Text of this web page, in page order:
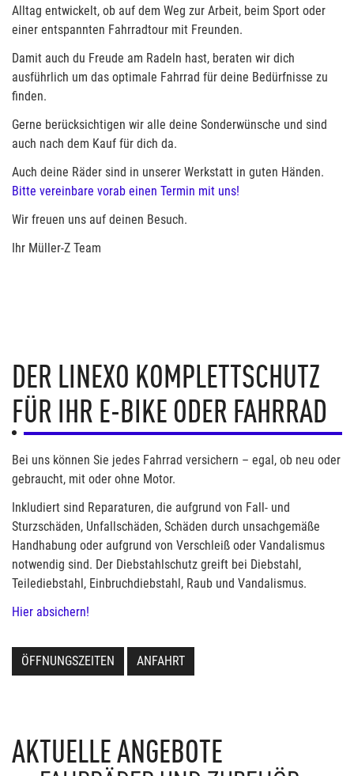
Alltag entwickelt, ob auf dem Weg zur Arbeit, beim Sport oder
einer entspannten Fahrradtour mit Freunden.
Damit auch du Freude am Radeln hast, beraten wir dich
ausführlich um das optimale Fahrrad für deine Bedürfnisse zu
finden.
Gerne berücksichtigen wir alle deine Sonderwünsche und sind
auch nach dem Kauf für dich da.
Auch deine Räder sind in unserer Werkstatt in guten Händen.
Bitte vereinbare vorab einen Termin mit uns!
Wir freuen uns auf deinen Besuch.
Ihr Müller-Z Team
DER LINEXO KOMPLETTSCHUTZ
FÜR IHR E-BIKE ODER FAHRRAD
Bei uns können Sie jedes Fahrrad versichern – egal, ob neu oder
gebraucht, mit oder ohne Motor.
Inkludiert sind Reparaturen, die aufgrund von Fall- und
Sturzschäden, Unfallschäden, Schäden durch unsachgemäße
Handhabung oder aufgrund von Verschleiß oder Vandalismus
notwendig sind. Der Diebstahlschutz greift bei Diebstahl,
Teilediebstahl, Einbruchdiebstahl, Raub und Vandalismus.
Hier absichern!
ÖFFNUNGSZEITEN ANFAHRT
AKTUELLE ANGEBOTE